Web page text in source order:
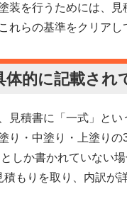
装を行うためには、
れらの基準をクリア
体的に記載され
見積書に「一式」と
り・中塗り・上塗り
しか書かれていない
もりを取り、内訳が